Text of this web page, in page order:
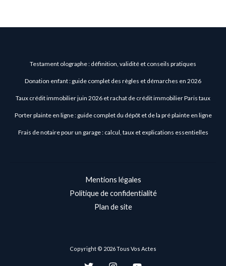
Testament olographe : définition, validité et conseils pratiques
Donation enfant : guide complet des règles et démarches en 2026
Taux crédit immobilier juin 2026 et rachat de crédit immobilier Paris taux
Porter plainte en ligne : guide complet du dépôt et de la pré plainte en ligne
Frais de notaire pour un garage : calcul, taux et explications essentielles
Mentions légales
Politique de confidentialité
Plan de site
Copyright © 2026 Tous Vos Actes